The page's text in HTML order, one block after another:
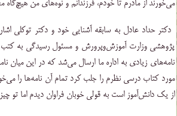
می‌خورند از مادرم تا خودم، فرزندانم و نوه‌های من
دکتر حداد عادل به سابقه آشنایی خود و دکتر توکلی
پژوهشی وزارت آموزش‌وپرورش و مسئول رسیدگی به
نامه‌های زیادی به اداره ما ارسال می‌شد که در این میان
مورد کتاب درسی نظرم را جلب کرد تمام آن نامه‌ها را
از یک دانش‌آموز است به قولی خوبان فراوان دیدم اما تو